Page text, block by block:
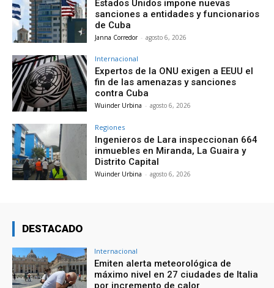
Estados Unidos impone nuevas
sanciones a entidades y funcionarios
de Cuba
Janna Corredor - agosto 6, 2026
Internacional
Expertos de la ONU exigen a EEUU el
fin de las amenazas y sanciones
contra Cuba
Wuinder Urbina - agosto 6, 2026
Regiones
Ingenieros de Lara inspeccionan 664
inmuebles en Miranda, La Guaira y
Distrito Capital
Wuinder Urbina - agosto 6, 2026
DESTACADO
Internacional
Emiten alerta meteorológica de
máximo nivel en 27 ciudades de Italia
por incremento de calor